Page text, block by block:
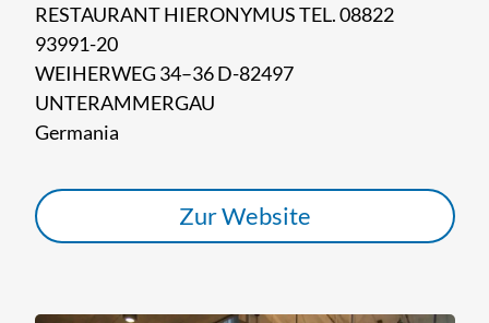
RESTAURANT HIERONYMUS TEL. 08822
93991-20
WEIHERWEG 34–36 D-82497
UNTERAMMERGAU
Germania
Zur Website